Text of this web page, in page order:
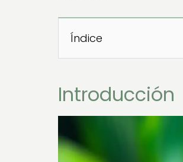
Índice
Introducción